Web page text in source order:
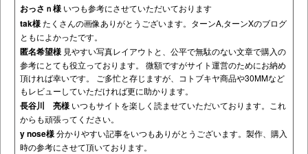
おっさｎ様 いつも参考にさせていただいております
tak様たくさんの画像ありがとうございます。ターンA,ターンXのブログ
ともによかったです。
匿名希望様 見やすい写真レイアウトと、公平で無駄のない文章で購入の
参考にとても役立っております。 微額ですがサイト運営のためにお納め
頂ければ幸いです。 ご多忙と存じますが、コトブキヤ商品や30MMなど
もレビューしていただければ更に助かります。
長谷川 亮様 いつもサイトを楽しく読ませていただいております。これ
からも頑張ってください。
y nose様分かりやすい記事をいつもありがとうございます。製作、購入
時の参考にさせて頂いております。